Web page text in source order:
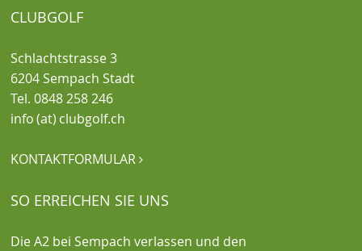
CLUBGOLF
Schlachtstrasse 3
6204 Sempach Stadt
Tel. 0848 258 246
info (at) clubgolf.ch
KONTAKTFORMULAR
SO ERREICHEN SIE UNS
Die A2 bei Sempach verlassen und den